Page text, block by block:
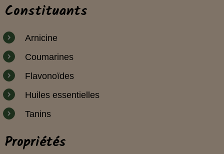
Constituants
Arnicine
Coumarines
Flavonoïdes
Huiles essentielles
Tanins
Propriétés